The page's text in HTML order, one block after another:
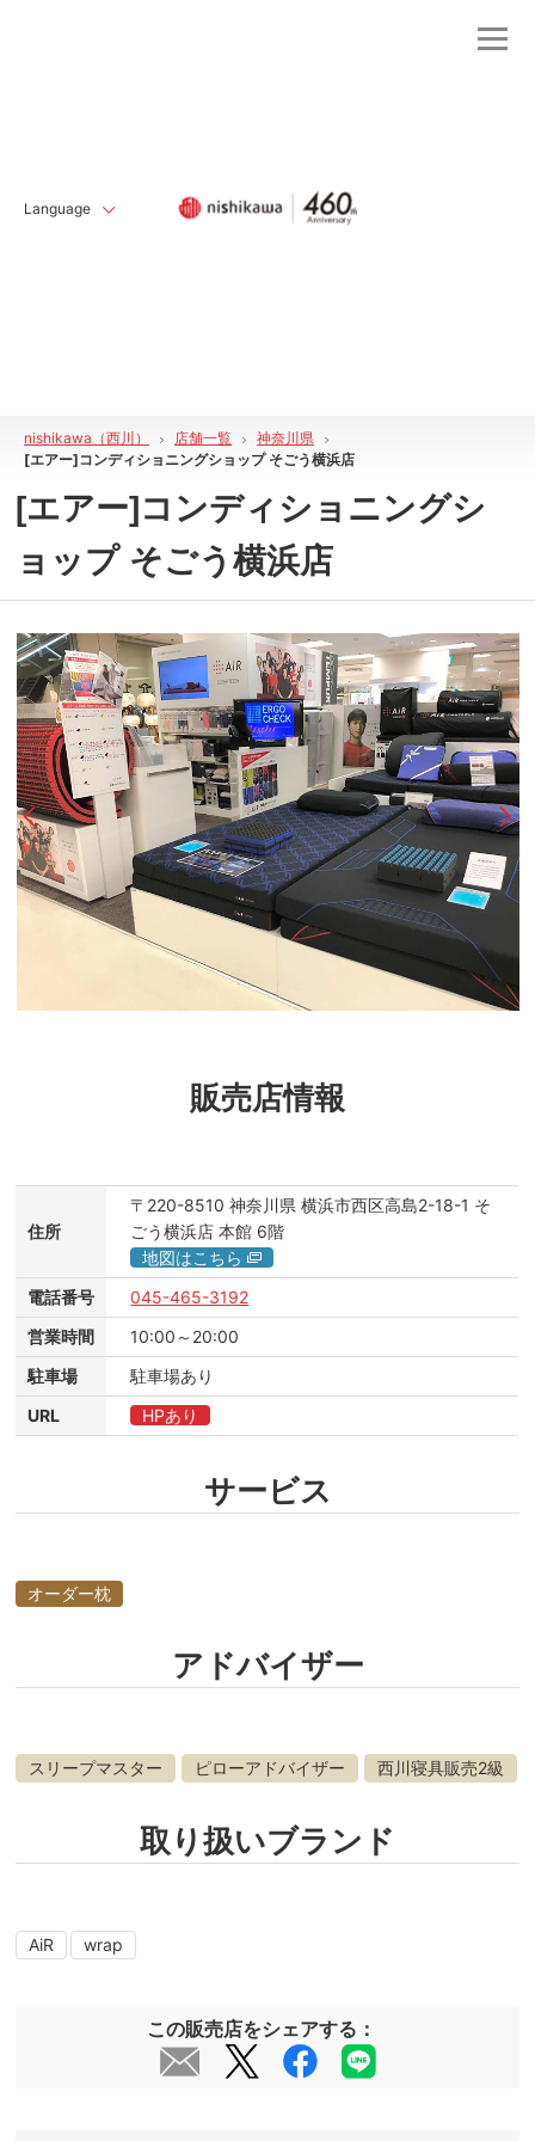
Language
nishikawa（西川） 店舗一覧
神奈川県
[エアー]コンディショニングショップ そごう横浜店
[エアー]コンディショニングシ
ョップ そごう横浜店
販売店情報
住所
〒220-8510 神奈川県 横浜市西区高島2-18-1 そ
ごう横浜店 本館 6階
地図はこちら
電話番号
045-465-3192
営業時間
10:00～20:00
駐車場
駐車場あり
URL
HPあり
サービス
オーダー枕
アドバイザー
スリープマスター ピローアドバイザー 西川寝具販売2級
取り扱いブランド
AiR wrap
この販売店をシェアする：